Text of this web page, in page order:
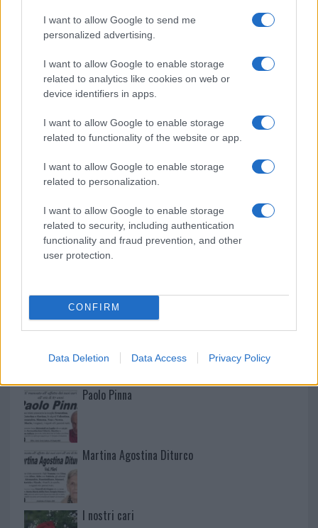
I want to allow Google to send me
personalized advertising.
I want to allow Google to enable storage
related to analytics like cookies on web or
device identifiers in apps.
I want to allow Google to enable storage
related to functionality of the website or app.
I want to allow Google to enable storage
related to personalization.
I want to allow Google to enable storage
related to security, including authentication
functionality and fraud prevention, and other
user protection.
CONFIRM
Data Deletion Data Access Privacy Policy
Olbia, divieto di sosta contro spaccio e degrado:
Pausa caffè impeccabile: come scegliere la
NECROLOGIE
Mario Malu
Paolo Pinna
Martina Agostina Diturco
I nostri cari